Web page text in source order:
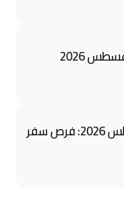
حظ برج العذراء اليوم 6 أغسطس 2026: فرص سفر